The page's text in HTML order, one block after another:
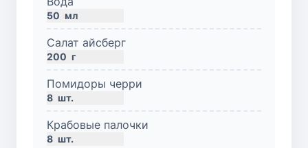
50 мл
Салат айсберг
200 г
Помидоры черри
8 шт.
Крабовые палочки
8 шт.